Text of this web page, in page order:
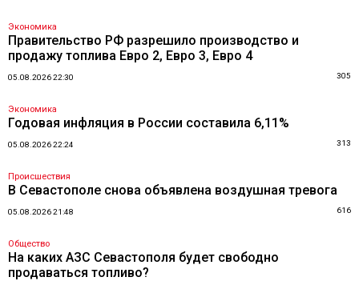
Экономика
Правительство РФ разрешило производство и
продажу топлива Евро 2, Евро 3, Евро 4
05.08.2026 22:30 305
Экономика
Годовая инфляция в России составила 6,11%
05.08.2026 22:24 313
Происшествия
В Севастополе снова объявлена воздушная тревога
05.08.2026 21:48 616
Общество
На каких АЗС Севастополя будет свободно
продаваться топливо?